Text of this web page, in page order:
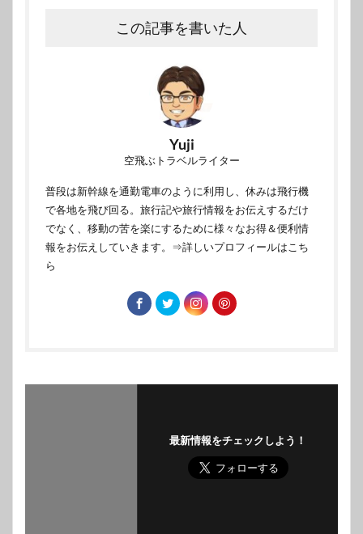
この記事を書いた人
Yuji
空飛ぶトラベルライター
普段は新幹線を通勤電車のように利用し、休みは飛行機
で各地を飛び回る。旅行記や旅行情報をお伝えするだけ
でなく、移動の苦を楽にするために様々なお得＆便利情
報をお伝えしていきます。 ⇒詳しいプロフィールはこち
ら
最新情報をチェックしよう！